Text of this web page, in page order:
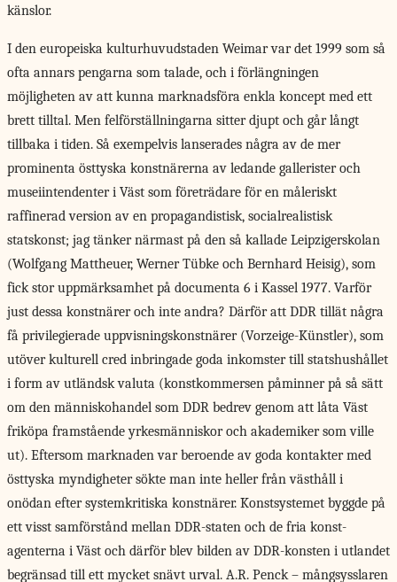
känslor.
I den europeiska kulturhuvud­staden Weimar var det 1999 som så
ofta annars pengarna som talade, och i förlängningen
möjligheten av att kunna marknadsföra enkla koncept med ett
brett tilltal. Men felförställningarna sitter djupt och går långt
tillbaka i tiden. Så exempelvis lanserades några av de mer
prominenta östtyska konstnärerna av ledande gallerister och
museiintendenter i Väst som företrädare för en måleriskt
raffinerad version av en propagandistisk, socialrealistisk
statskonst; jag tänker närmast på den så ­kallade Leipzigerskolan
(Wolfgang Mattheuer, Werner Tübke och Bernhard Heisig), som
fick stor uppmärksamhet på documenta 6 i Kassel 1977. Varför
just dessa konstnärer och inte andra? Därför att DDR tillät några
få privilegierade uppvisningskonstnärer (Vorzeige-Künstler), som
utöver kulturell cred inbringade goda inkomster till statshushållet
i form av utländsk valuta (konstkommersen påminner på så sätt
om den människohandel som DDR bedrev genom att låta Väst
friköpa framstående yrkesmänniskor och akademiker som ville
ut). Eftersom marknaden var beroende av goda kontakter med
östtyska myndigheter sökte man inte heller från västhåll i
onödan efter systemkritiska konstnärer. Konstsystemet byggde på
ett visst samförstånd mellan DDR-staten och de fria konst­
agenterna i Väst och därför blev bilden av DDR-konsten i utlandet
begränsad till ett mycket snävt urval. A.R. Penck – mångsysslaren